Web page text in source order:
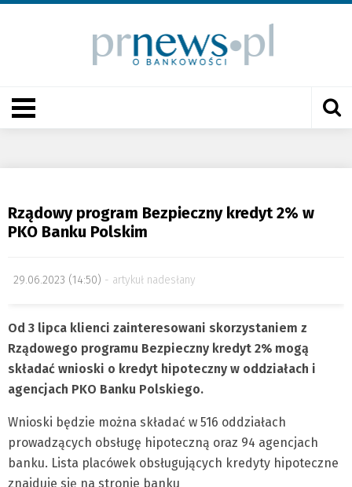
Rządowy program Bezpieczny kredyt 2% w
PKO Banku Polskim
29.06.2023 (14:50) artykuł nadesłany
Od 3 lipca klienci zainteresowani skorzystaniem z
Rządowego programu Bezpieczny kredyt 2% mogą
składać wnioski o kredyt hipoteczny w oddziałach i
agencjach PKO Banku Polskiego.
Wnioski będzie można składać w 516 oddziałach
prowadzących obsługę hipoteczną oraz 94 agencjach
banku. Lista placówek obsługujących kredyty hipoteczne
znajduje się na stronie banku